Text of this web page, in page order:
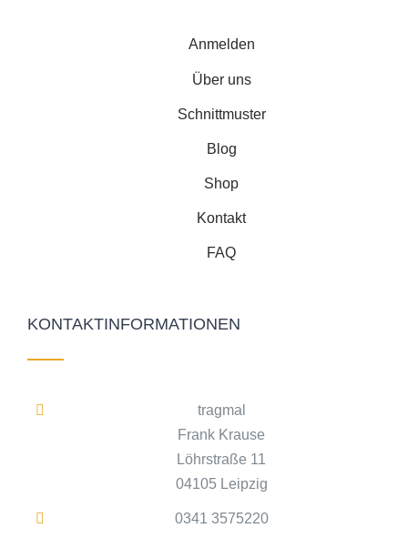
Anmelden
Über uns
Schnittmuster
Blog
Shop
Kontakt
FAQ
KONTAKTINFORMATIONEN
tragmal
Frank Krause
Löhrstraße 11
04105 Leipzig
0341 3575220